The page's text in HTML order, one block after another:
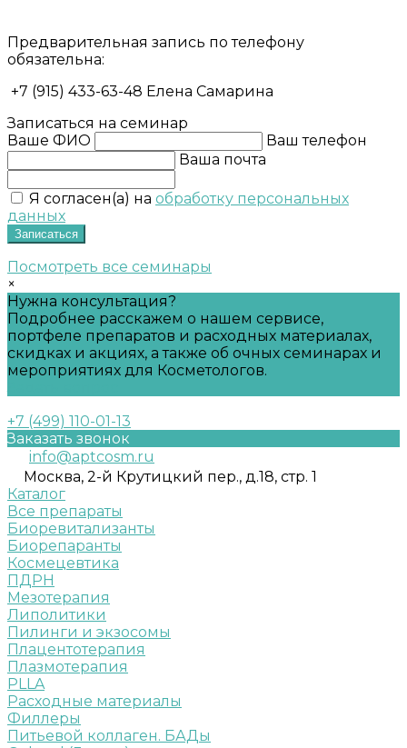
Предварительная запись по телефону
обязательна:
+7 (915) 433-63-48 Елена Самарина
Записаться на семинар
Ваше ФИО
Ваш телефон
Ваша почта
Я согласен(а) на обработку персональных
данных
Записаться
Посмотреть все семинары
×
Нужна консультация?
Подробнее расскажем о нашем сервисе,
портфеле препаратов и расходных материалах,
скидках и акциях, а также об очных семинарах и
мероприятиях для Косметологов.
+7 (499) 110-01-13
Заказать звонок
info@aptcosm.ru
Москва, 2-й Крутицкий пер., д.18, стр. 1
Каталог
Все препараты
Биоревитализанты
Биорепаранты
Космецевтика
ПДРН
Мезотерапия
Липолитики
Пилинги и экзосомы
Плацентотерапия
Плазмотерапия
PLLA
Расходные материалы
Филлеры
Питьевой коллаген. БАДы